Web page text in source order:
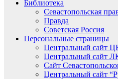
Библиотека
Севастопольская
Правда
Советская Россия
Персональные страницы
Центральный сайт
Центральный сайт
Сайт
Центральный сайт